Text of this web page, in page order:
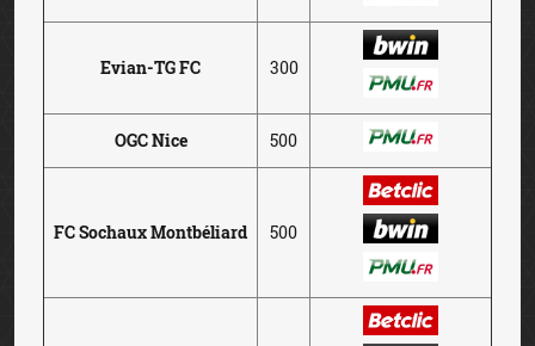
Evian-TG FC 300
OGC Nice 500
FC Sochaux Montbéliard 500